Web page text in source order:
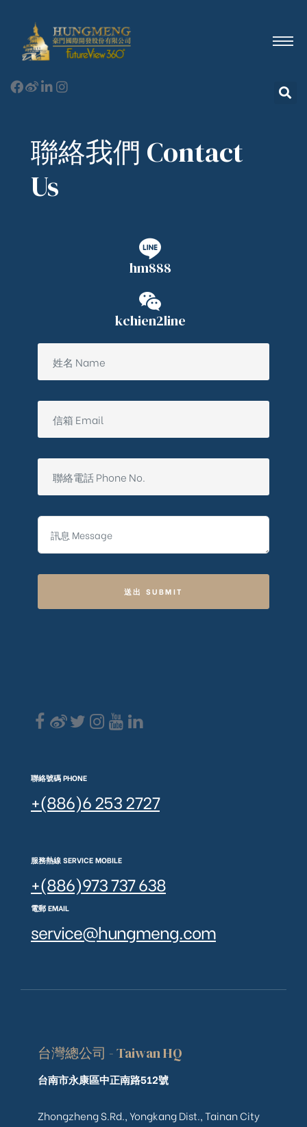
聯絡我們 Contact
Us
hm888
kchien2line
送出 SUBMIT
聯絡號碼 PHONE
+(886)6 253 2727
服務熱線 SERVICE MOBILE
+(886)973 737 638
電郵 EMAIL
service@hungmeng.com
台灣總公司 - Taiwan HQ
台南市永康區中正南路512號
Zhongzheng S.Rd., Yongkang Dist., Tainan City